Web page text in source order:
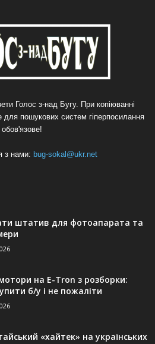
Голос з-над Бугу. При копіюванні
для пошукових систем гіперпосилання
обов'язове!
з нами: bug-sokal@ukr.net
штатив для фотоапарата та
на E-Tron з розборки:
б/у і не пожаліти
«хайтек» на українських